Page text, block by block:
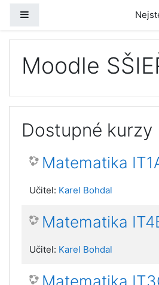
Moodle
Dostupné kurzy
Matematika
Učitel: Karel Bohdal
Matematika
Učitel: Karel Bohdal
Matematika